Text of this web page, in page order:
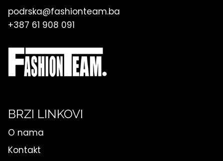
podrska@fashionteam.ba
+387 61 908 091
BRZI LINKOVI
O nama
Kontakt